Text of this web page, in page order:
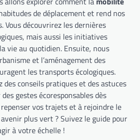
de déplacement et rend nos
Vous découvrirez les dernières
mais aussi les initiatives
vie au quotidien. Ensuite, nous
et l’aménagement des
les transports écologiques.
conseils pratiques et des astuces
gestes écoresponsables dès
vos trajets et à rejoindre le
plus vert ? Suivez le guide pour
à votre échelle !